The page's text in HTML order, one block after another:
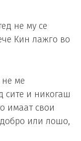
не му се
Кин лажго во
не ме
сите и никогаш
имаат свои
или лошо,